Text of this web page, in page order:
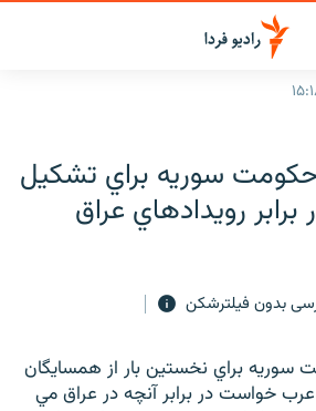
سوريه براي تشكيل
رويدادهاي عراق
بدون فیلترشکن
سوريه براي نخستين بار از همسايگان
خواست در برابر آنچه در عراق مي